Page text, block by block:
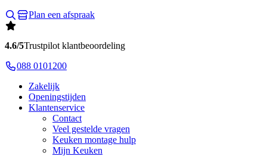
Plan een afspraak
4.6/5Trustpilot klantbeoordeling
088 0101200
Zakelijk
Openingstijden
Klantenservice
Contact
Veel gestelde vragen
Keuken montage hulp
Mijn Keuken